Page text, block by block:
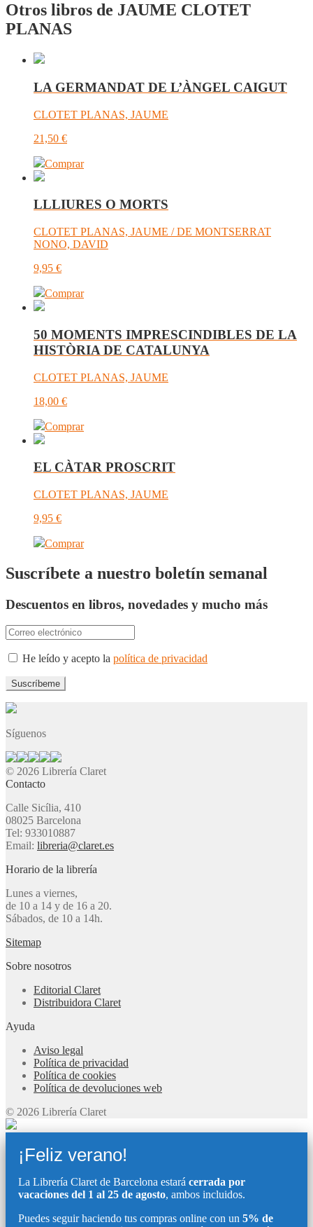
Otros libros de JAUME CLOTET
PLANAS
LA GERMANDAT DE L’ÀNGEL CAIGUT
CLOTET PLANAS, JAUME
21,50 €
Comprar
LLLIURES O MORTS
CLOTET PLANAS, JAUME / DE MONTSERRAT
NONO, DAVID
9,95 €
Comprar
50 MOMENTS IMPRESCINDIBLES DE LA
HISTÒRIA DE CATALUNYA
CLOTET PLANAS, JAUME
18,00 €
Comprar
EL CÀTAR PROSCRIT
CLOTET PLANAS, JAUME
9,95 €
Comprar
Suscríbete a nuestro boletín semanal
Descuentos en libros, novedades y mucho más
He leído y acepto la política de privacidad
Síguenos
© 2026 Librería Claret
Contacto
Calle Sicília, 410
08025 Barcelona
Tel: 933010887
Email: libreria@claret.es
Horario de la librería
Lunes a viernes,
de 10 a 14 y de 16 a 20.
Sábados, de 10 a 14h.
Sitemap
Sobre nosotros
Editorial Claret
Distribuidora Claret
Ayuda
Aviso legal
Política de privacidad
Política de cookies
Política de devoluciones web
© 2026 Librería Claret
¡Feliz verano!
La Librería Claret de Barcelona estará cerrada por
vacaciones del 1 al 25 de agosto, ambos incluidos.
Puedes seguir haciendo tus compras online con un 5% de